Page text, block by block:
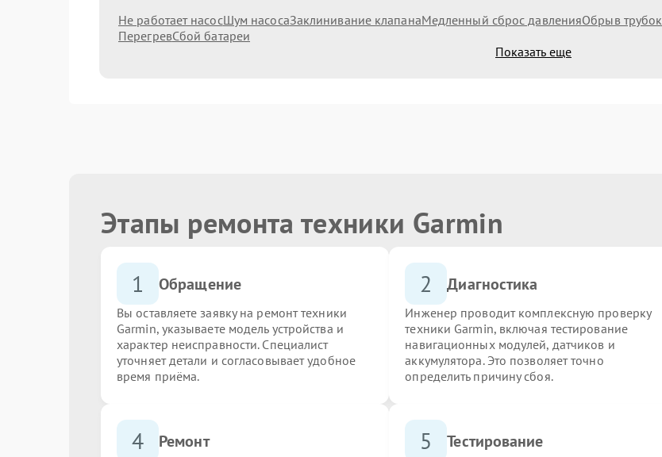
Не работает насосШум насосаЗаклинивание клапанаМедленный сброс давленияОбрыв трубок
ПерегревСбой батареи
Показать еще
Этапы ремонта техники Garmin
1 Обращение
Вы оставляете заявку на ремонт техники
Garmin, указываете модель устройства и
характер неисправности. Специалист
уточняет детали и согласовывает удобное
время приёма.
2 Диагностика
Инженер проводит комплексную проверку
техники Garmin, включая тестирование
навигационных модулей, датчиков и
аккумулятора. Это позволяет точно
определить причину сбоя.
4 Ремонт 5 Тестирование